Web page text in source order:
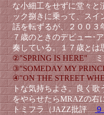
な小細工をせずに堂々と
ック捌きに乗って、スイ
話を転ずるが、２００３
７歳のときのデビュー･
奏している。１７歳とは
②"SPRING IS HERE"
③"SOMEDAY MY
④"ON THE STREET
トな気持ちよさ。良く歌
をやらせたらMRAZの右
トミフラ（JAZZ批評